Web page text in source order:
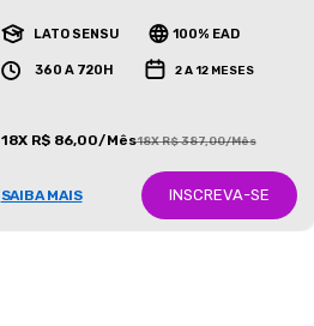
LATO SENSU 100% EAD
360 A 720H 2 A 12 MESES
18X R$ 86,00/Mês18X R$ 387,00/Mês
SAIBA MAIS INSCREVA-SE